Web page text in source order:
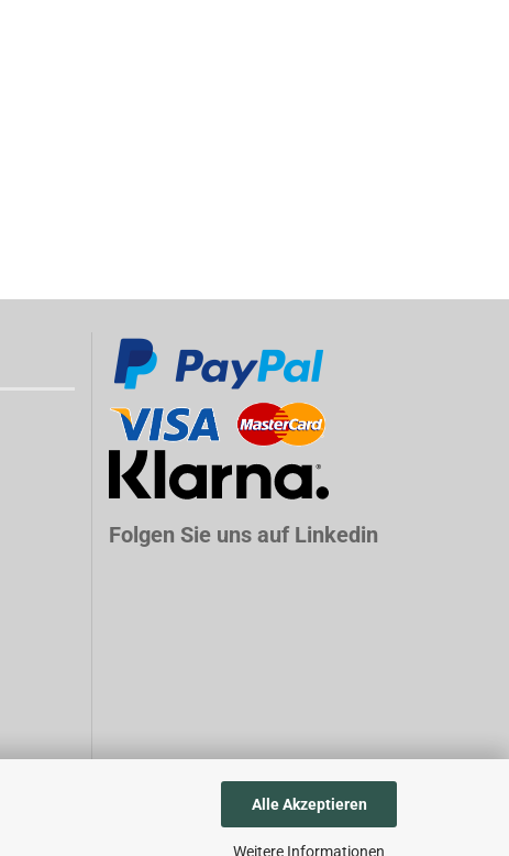
Alle Akzeptieren
Weitere Informationen
Folgen Sie uns auf Linkedin